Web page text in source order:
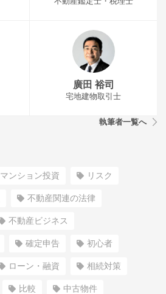
廣田 裕司
宅地建物取引士
執筆者一覧へ
マンション投資 リスク
不動産関連の法律
不動産ビジネス
確定申告 初心者
ローン・融資 相続対策
比較 中古物件